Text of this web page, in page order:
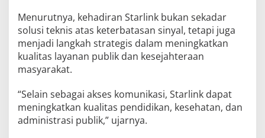
Menurutnya, kehadiran Starlink bukan sekadar
solusi teknis atas keterbatasan sinyal, tetapi juga
menjadi langkah strategis dalam meningkatkan
kualitas layanan publik dan kesejahteraan
masyarakat.
“Selain sebagai akses komunikasi, Starlink dapat
meningkatkan kualitas pendidikan, kesehatan, dan
administrasi publik,” ujarnya.